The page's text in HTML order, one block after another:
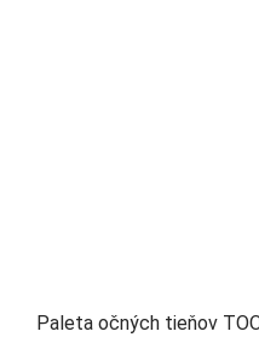
Paleta očných tieňov